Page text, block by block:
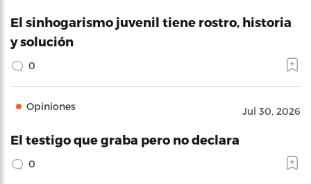
El sinhogarismo juvenil tiene rostro, historia
y solución
0
Opiniones Jul 30, 2026
El testigo que graba pero no declara
0